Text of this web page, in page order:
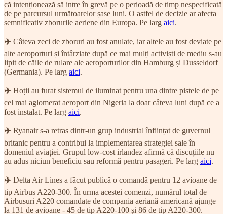
că intenționează să intre în grevă pe o perioadă de timp nespecificată
de pe parcursul următoarelor șase luni. O astfel de decizie ar afecta
semnificativ zborurile aeriene din Europa. Pe larg aici.
✈️ Câteva zeci de zboruri au fost anulate, iar altele au fost deviate pe
alte aeroporturi și întârziate după ce mai mulți activiști de mediu s-au
lipit de căile de rulare ale aeroporturilor din Hamburg și Dusseldorf
(Germania). Pe larg aici.
✈️ Hoții au furat sistemul de iluminat pentru una dintre pistele de pe
cel mai aglomerat aeroport din Nigeria la doar câteva luni după ce a
fost instalat. Pe larg aici.
✈️ Ryanair s-a retras dintr-un grup industrial înființat de guvernul
britanic pentru a contribui la implementarea strategiei sale în
domeniul aviației. Grupul low-cost irlandez afirmă că discuțiile nu
au adus niciun beneficiu sau reformă pentru pasageri. Pe larg aici.
✈️ Delta Air Lines a făcut publică o comandă pentru 12 avioane de
tip Airbus A220-300. În urma acestei comenzi, numărul total de
Airbusuri A220 comandate de compania aeriană americană ajunge
la 131 de avioane - 45 de tip A220-100 și 86 de tip A220-300.